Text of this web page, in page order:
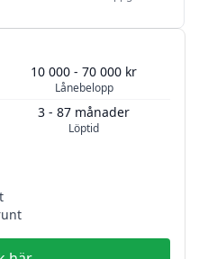
Lånebelopp
10 000 - 70 000 kr
Löptid
3 - 87 månader